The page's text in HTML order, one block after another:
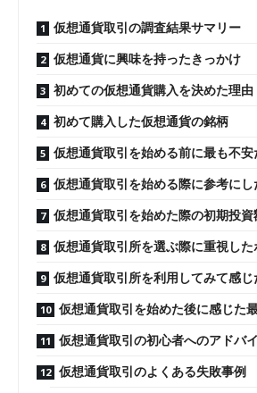
仮想通貨取引の調査結果サマリー
仮想通貨に興味を持ったきっかけ
初めての仮想通貨購入を決めた理由
初めて購入した仮想通貨の銘柄
仮想通貨取引を始める前に最も不
仮想通貨取引を始める際に参考に
仮想通貨取引を始めた際の初期投資
仮想通貨取引所を選ぶ際に重視した
仮想通貨取引所を利用してみて感じ
仮想通貨取引を始めた後に感じた
仮想通貨取引の初心者へのアドバ
仮想通貨取引のよくある失敗事例